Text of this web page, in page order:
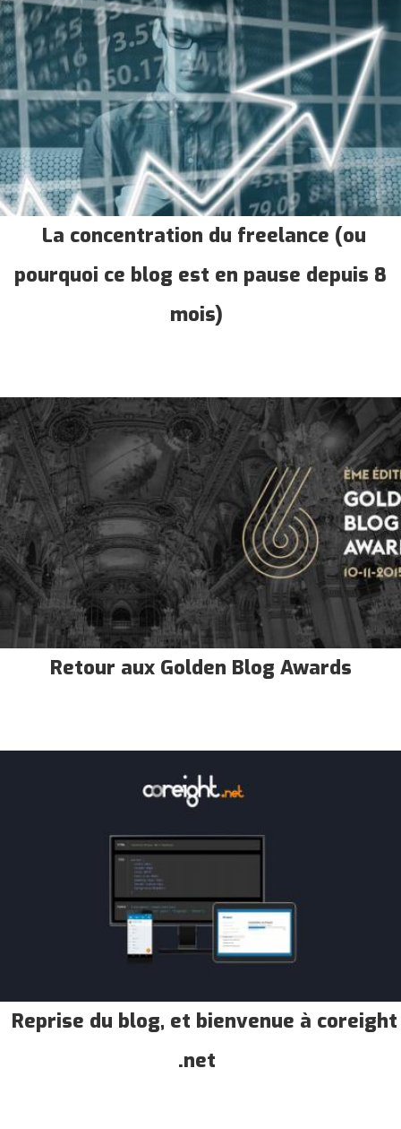
La concentration du freelance (ou
pourquoi ce blog est en pause depuis 8
mois)
Retour aux Golden Blog Awards
Reprise du blog, et bienvenue à coreight
.net